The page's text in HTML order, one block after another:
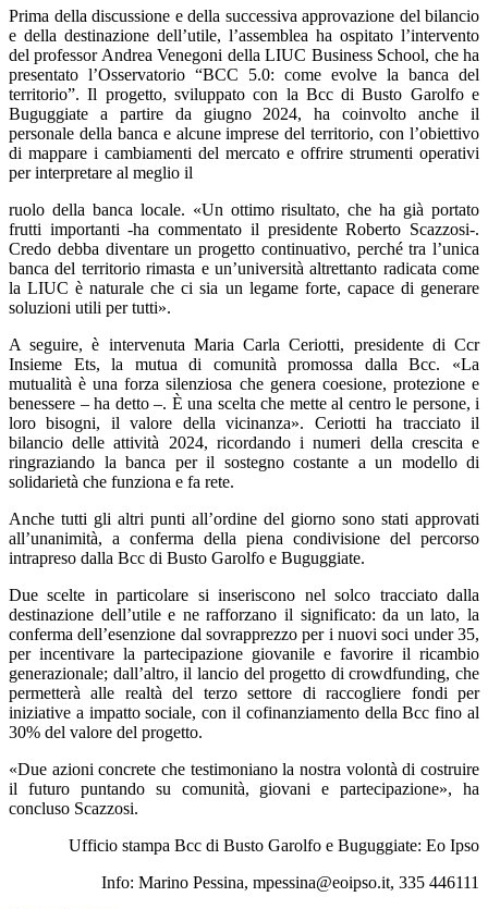
Prima della discussione e della successiva approvazione del bilancio
e della destinazione dell’utile, l’assemblea ha ospitato l’intervento
del professor Andrea Venegoni della LIUC Business School, che ha
presentato l’Osservatorio “BCC 5.0: come evolve la banca del
territorio”. Il progetto, sviluppato con la Bcc di Busto Garolfo e
Buguggiate a partire da giugno 2024, ha coinvolto anche il
personale della banca e alcune imprese del territorio, con l’obiettivo
di mappare i cambiamenti del mercato e offrire strumenti operativi
per interpretare al meglio il
ruolo della banca locale. «Un ottimo risultato, che ha già portato
frutti importanti -ha commentato il presidente Roberto Scazzosi-.
Credo debba diventare un progetto continuativo, perché tra l’unica
banca del territorio rimasta e un’università altrettanto radicata come
la LIUC è naturale che ci sia un legame forte, capace di generare
soluzioni utili per tutti».
A seguire, è intervenuta Maria Carla Ceriotti, presidente di Ccr
Insieme Ets, la mutua di comunità promossa dalla Bcc. «La
mutualità è una forza silenziosa che genera coesione, protezione e
benessere – ha detto –. È una scelta che mette al centro le persone, i
loro bisogni, il valore della vicinanza». Ceriotti ha tracciato il
bilancio delle attività 2024, ricordando i numeri della crescita e
ringraziando la banca per il sostegno costante a un modello di
solidarietà che funziona e fa rete.
Anche tutti gli altri punti all’ordine del giorno sono stati approvati
all’unanimità, a conferma della piena condivisione del percorso
intrapreso dalla Bcc di Busto Garolfo e Buguggiate.
Due scelte in particolare si inseriscono nel solco tracciato dalla
destinazione dell’utile e ne rafforzano il significato: da un lato, la
conferma dell’esenzione dal sovrapprezzo per i nuovi soci under 35,
per incentivare la partecipazione giovanile e favorire il ricambio
generazionale; dall’altro, il lancio del progetto di crowdfunding, che
permetterà alle realtà del terzo settore di raccogliere fondi per
iniziative a impatto sociale, con il cofinanziamento della Bcc fino al
30% del valore del progetto.
«Due azioni concrete che testimoniano la nostra volontà di costruire
il futuro puntando su comunità, giovani e partecipazione», ha
concluso Scazzosi.
Ufficio stampa Bcc di Busto Garolfo e Buguggiate: Eo Ipso
Info: Marino Pessina, mpessina@eoipso.it, 335 446111